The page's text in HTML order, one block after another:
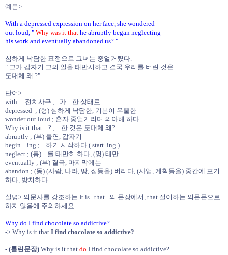
예문>
With a depressed expression on her face, she wondered
out loud, " Why was it that he abruptly began neglecting
his work and eventually abandoned us? "
심하게 낙담한 표정으로 그녀는 중얼거렸다.
" 그가 갑자기 그의 일을 태만시하고 결국 우리를 버린 것은
도대체 왜 ?"
단어>
with ....전치사구 ; ..가 ...한 상태로
depressed ; (형) 심하게 낙담한, 기분이 우울한
wonder out loud ; 혼자 중얼거리며 의아해 하다
Why is it that....? ; ...한 것은 도대체 왜?
abruptly ; (부) 돌연, 갑자기
begin ...ing ; ...하기 시작하다 ( start .ing )
neglect ; (동) ...를 태만히 하다, (명) 태만
eventually ; (부) 결국, 마지막에는
abandon ; (동) (사람, 나라, 땅, 집등을) 버리다, (사업, 계획등을) 중간에 포기
하다, 방치하다
설명> 의문사를 강조하는 It is...that...의 문장에서, that 절이하는 의문문으로
하지 않음에 주의하세요.
Why do I find chocolate so addictive?
-> Why is it that I find chocolate so addictive?
- (틀린문장) Why is it that do I find chocolate so addictive?